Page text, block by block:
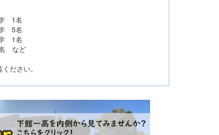
1名
5名
1名
など
ださい。